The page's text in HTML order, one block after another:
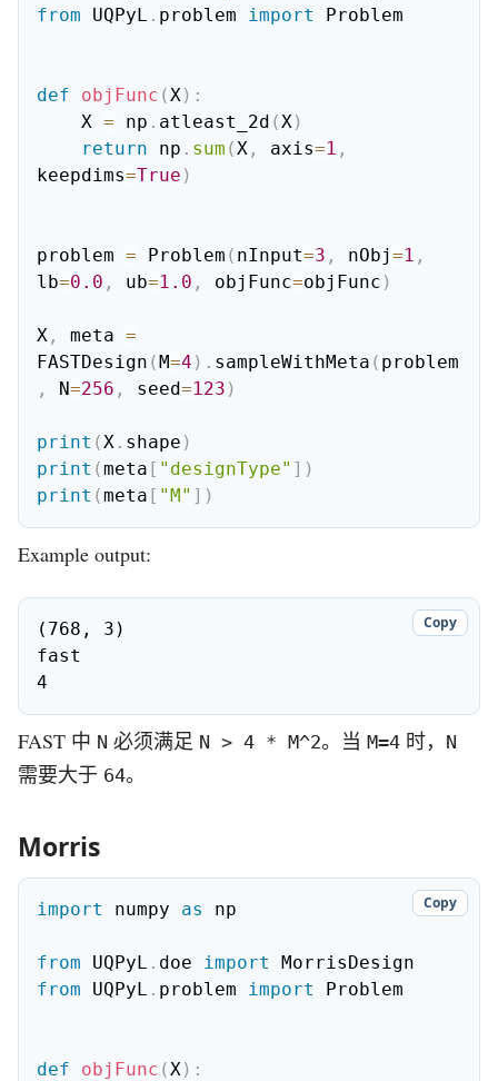
from UQPyL . problem import Problem
def objFunc (X) :
    X
= np . atleast_2d (X)
return np . sum (X , axis=1 ,
keepdims=True )
problem = Problem ( nInput=3 , nObj=1 ,
lb=0.0 , ub=1.0 , objFunc=objFunc )
X , meta =
FASTDesign (M=4 ) . sampleWithMeta ( problem
,
N=256 , seed=123 )
print (X . shape )
print (meta [ "designType" ] )
print (meta [ "M" ] )
Example output:
(768, 3)
fast
4
Copy
FAST 中 N 必须满足 N > 4 * M^2。当 M=4 时， N
需要大于 64。
Morris
import numpy as np
from UQPyL . doe import
from UQPyL . problem import Problem
def objFunc (X) :
Copy